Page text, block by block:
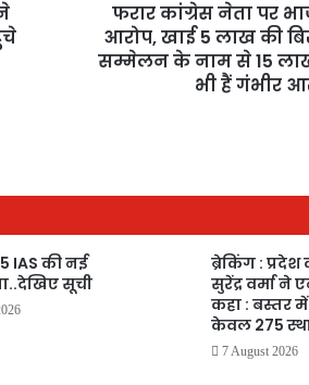
फरार कांग्रेस नेता पर
आरोप, खाई 5 लाख की
सम्मेलन के नाम से 15
भी हैं गंभीर
IAS की नई
सूची
ब्रेकिंग :
सुरेंद्र वर्मा ने
कहा : बस्तर में
केवल 275
7 August 2026